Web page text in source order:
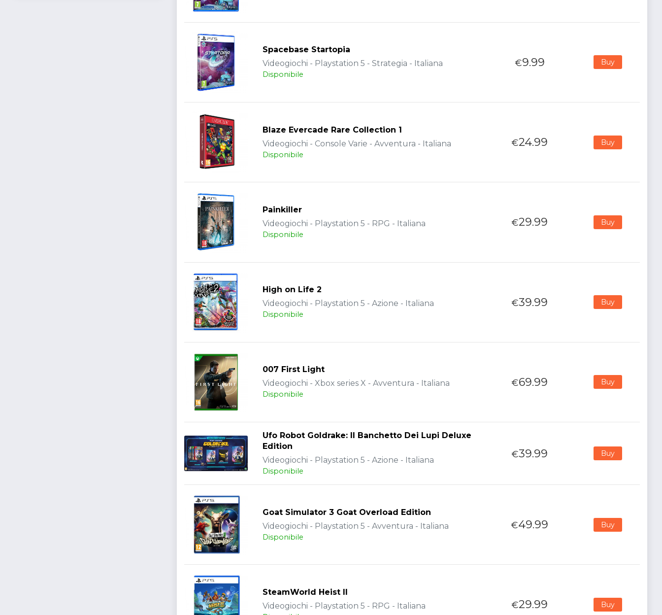
Spacebase Startopia
Videogiochi - Playstation 5 - Strategia - Italiana
Disponibile
€9.99 Buy
Blaze Evercade Rare Collection 1
Videogiochi - Console Varie - Avventura - Italiana
Disponibile
€24.99 Buy
Painkiller
Videogiochi - Playstation 5 - RPG - Italiana
Disponibile
€29.99 Buy
High on Life 2
Videogiochi - Playstation 5 - Azione - Italiana
Disponibile
€39.99 Buy
007 First Light
Videogiochi - Xbox series X - Avventura - Italiana
Disponibile
€69.99 Buy
Ufo Robot Goldrake: Il Banchetto Dei Lupi Deluxe
Edition
Videogiochi - Playstation 5 - Azione - Italiana
Disponibile
€39.99 Buy
Goat Simulator 3 Goat Overload Edition
Videogiochi - Playstation 5 - Avventura - Italiana
Disponibile
€49.99 Buy
SteamWorld Heist II
Videogiochi - Playstation 5 - RPG - Italiana
€29.99 Buy